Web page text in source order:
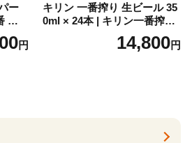
ー
ビー
コー
円
キリン 一番搾り 生ビール 35
0ml × 24本 | キリン一番搾り
キリンビール 一番搾り ビー
ル 24缶 きりんいちばんしぼ
14,800円